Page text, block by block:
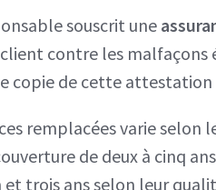
souscrit une
contre les malfaçons
copie de cette
remplacées varie selon
de deux à cinq
trois ans selon leur